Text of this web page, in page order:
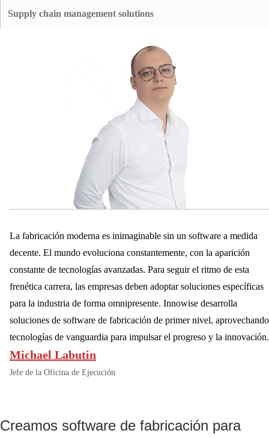
operativo de una máquina, permitiendo una acción rápida ante cualquier
irregularidad. de una máquina, lo que permite actuar rápidamente ante
Supply chain management solutions
aprovisionamiento sin fisuras, la supervisión del inventario y la
distribución de la cadena de suministro.
La fabricación moderna es inimaginable sin un software a medida
decente. El mundo evoluciona constantemente, con la aparición
constante de tecnologías avanzadas. Para seguir el ritmo de esta
frenética carrera, las empresas deben adoptar soluciones específicas
para la industria de forma omnipresente. Innowise desarrolla
soluciones de software de fabricación de primer nivel, aprovechando
tecnologías de vanguardia para impulsar el progreso y la innovación.
Michael Labutin
Jefe de la Oficina de Ejecución
Creamos software de fabricación para